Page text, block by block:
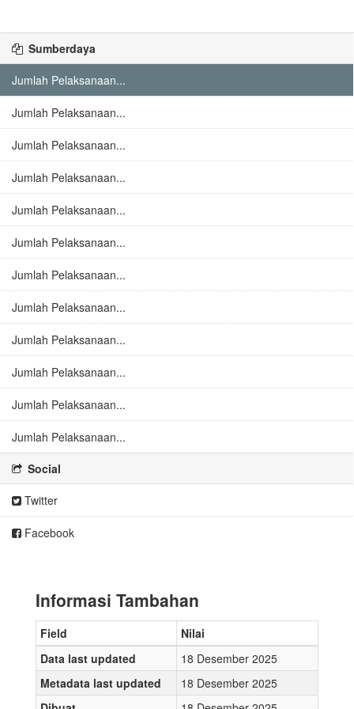
Sumberdaya
Jumlah Pelaksanaan...
Jumlah Pelaksanaan...
Jumlah Pelaksanaan...
Jumlah Pelaksanaan...
Jumlah Pelaksanaan...
Jumlah Pelaksanaan...
Jumlah Pelaksanaan...
Jumlah Pelaksanaan...
Jumlah Pelaksanaan...
Jumlah Pelaksanaan...
Jumlah Pelaksanaan...
Jumlah Pelaksanaan...
Social
Twitter
Facebook
Informasi Tambahan
Field
Nilai
Data last updated
18 Desember 2025
Metadata last updated
18 Desember 2025